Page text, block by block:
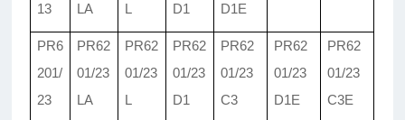
13
LA
L
D1
D1E
PR6
201/
23
PR62
01/23
LA
PR62
01/23
L
PR62
01/23
D1
PR62
01/23
C3
PR62
01/23
D1E
PR62
01/23
C3E